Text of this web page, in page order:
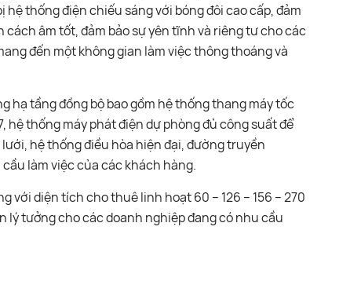
thống điện chiếu sáng với bóng đôi cao cấp, đảm
âm tốt, đảm bảo sự yên tĩnh và riêng tư cho các
đến một không gian làm việc thông thoáng và
hạ tầng đồng bộ bao gồm hệ thống thang máy tốc
hệ thống máy phát điện dự phòng đủ công suất để
hệ thống điều hòa hiện đại, đường truyền
làm việc của các khách hàng.
với diện tích cho thuê linh hoạt 60 – 126 – 156 – 270
lý tưởng cho các doanh nghiệp đang có nhu cầu